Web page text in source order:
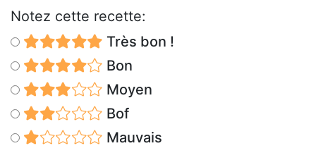
Notez cette recette:
Très bon !
Bon
Moyen
Bof
Mauvais